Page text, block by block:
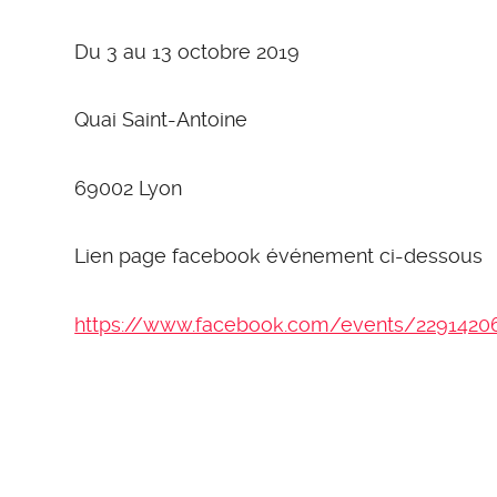
Du 3 au 13 octobre 2019
Quai Saint-Antoine
69002 Lyon
Lien page facebook événement ci-dessous
https://www.facebook.com/events/